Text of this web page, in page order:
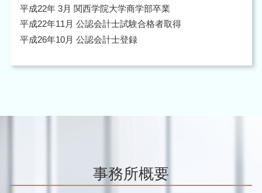
平成22年 3月 関西学院大学商学部卒業
平成22年11月 公認会計士試験合格者取得
平成26年10月 公認会計士登録
事務所概要